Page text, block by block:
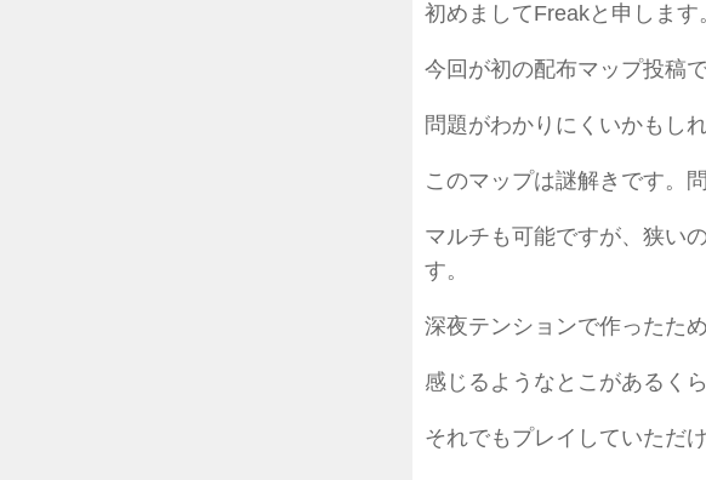
初めましてFreakと申します
今回が初の配布マップ投稿
問題がわかりにくいかもし
このマップは謎解きです。
マルチも可能ですが、狭い
す。
深夜テンションで作ったた
感じるようなとこがあるく
それでもプレイしていただ